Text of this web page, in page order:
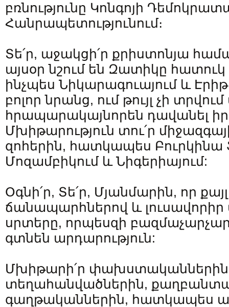
բռնությունը Կոնգոյի
Հանրապետությունում։
Տե՛ր, աջակցի՛ր քրիստոնյա
այսօր նշում են Զատիկը
ինչպես Նիկարագուայում և
բոլոր նրանց, ում թույլ չի
հրապարակայնորեն դավանել
Մխիթարություն տու՛ր
զոհերին, հատկապես Բուրկինա
Մոզամբիկում և Նիգերիայում:
Օգնի՛ր, Տե՛ր, Մյանմարին, որ
ճանապարհներով և լուսավորիր
սրտերը, որպեսզի
գտնեն արդարություն:
Մխիթարի՛ր
տեղահանվածներին,
գաղթականներին, հատկապես